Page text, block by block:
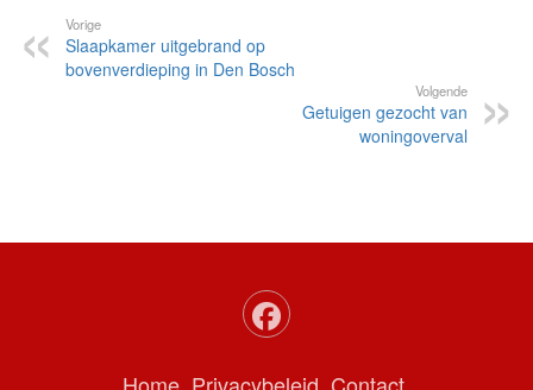
Vorige
Slaapkamer uitgebrand op
bovenverdieping in Den Bosch
Volgende
Getuigen gezocht van
woningoverval
Home Privacybeleid Contact